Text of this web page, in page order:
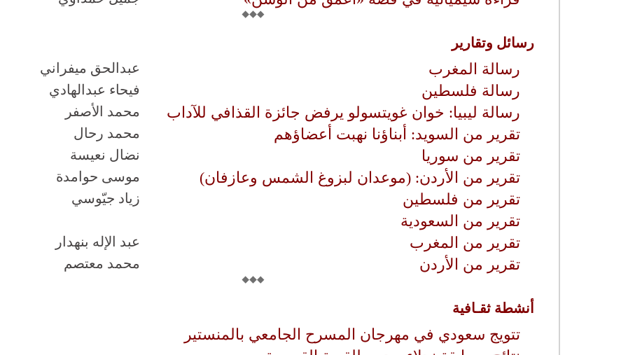
رسائل وتقارير
رسالة المغرب عبدالحق ميفراني
رسالة فلسطين فيحاء عبدالهادي
رسالة ليبيا: خوان غويتسولو يرفض جائزة القذافي للآداب محمد الأصفر
تقرير من السويد: أبناؤنا نهبت أعضاؤهم محمد رحال
تقرير من سوريا نضال نعيسة
تقرير من الأردن: (موعدان لبزوغ الشمس وعازفان) موسى حوامدة
تقرير من فلسطين زياد جيّوسي
تقرير من السعودية
تقرير من المغرب
عبد الإله بنهدار
تقرير من الأردن محمد معتصم
أنشطة ثقـافية
تتويج سعودي في مهرجان المسرح الجامعي بالمنستير